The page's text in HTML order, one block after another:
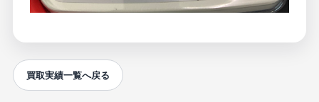
買取実績一覧へ戻る